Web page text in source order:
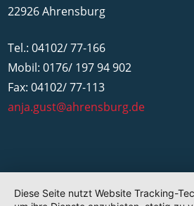
22926 Ahrensburg
Tel.: 04102/ 77-166
Mobil: 0176/ 197 94 902
Fax: 04102/ 77-113
anja.gust@ahrensburg.de
Diese Seite nutzt Website Tracking-